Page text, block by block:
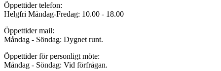
Öppettider telefon:
Helgfri Måndag-Fredag: 10.00 - 18.00
Öppettider mail:
Måndag - Söndag: Dygnet runt.
Öppettider för personligt möte:
Måndag - Söndag: Vid förfrågan.